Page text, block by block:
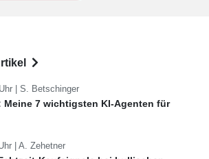
| S. Betschinger
Meine 7 wichtigsten KI-Agenten für
| A. Zehetner